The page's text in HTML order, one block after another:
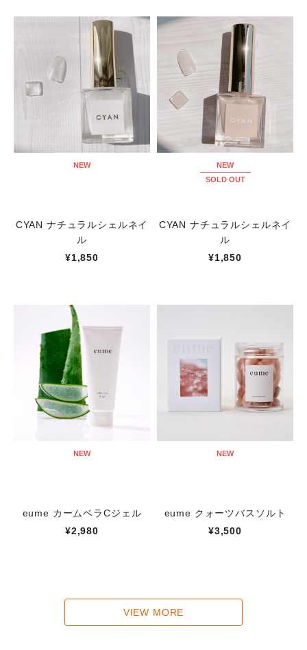
NEW
CYAN ナチュラルシェルネイ
ル
¥1,850
NEW
SOLD OUT
CYAN ナチュラルシェルネイ
ル
¥1,850
NEW
eume カームベラCジェル
¥2,980
NEW
eume クォーツバスソルト
¥3,500
VIEW MORE